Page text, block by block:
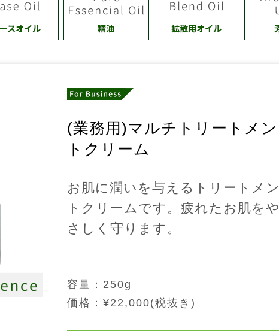
(業務用)マルチトリートメン
トクリーム
お肌に潤いを与えるトリートメン
トクリームです。疲れたお肌をや
さしく守ります。
容量：250g
価格：¥22,000(税抜き)